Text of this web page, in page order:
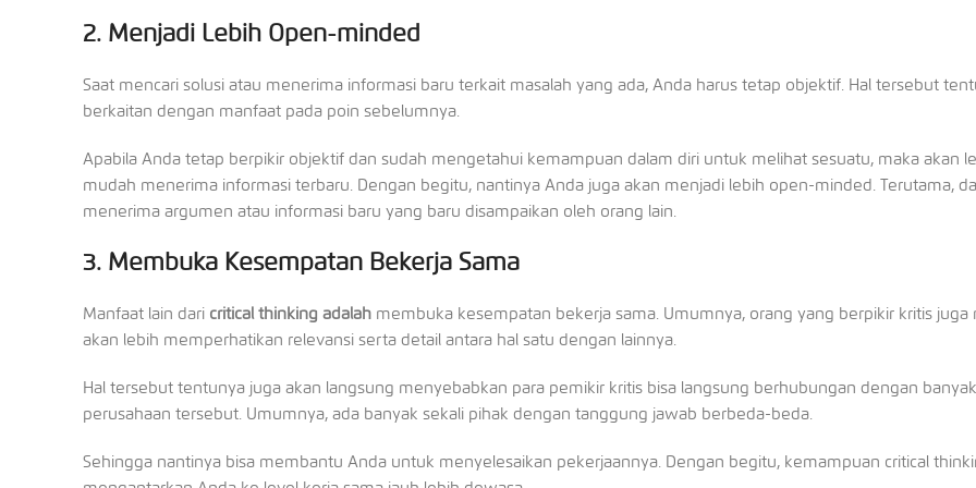
2. Menjadi Lebih Open-minded
Saat mencari solusi atau menerima informasi baru terkait masalah yang ada, Anda harus tetap objektif. Hal tersebut
berkaitan dengan manfaat pada poin sebelumnya.
Apabila Anda tetap berpikir objektif dan sudah mengetahui kemampuan dalam diri untuk melihat sesuatu, maka akan
mudah menerima informasi terbaru. Dengan begitu, nantinya Anda juga akan menjadi lebih open-minded. Terutama,
menerima argumen atau informasi baru yang baru disampaikan oleh orang lain.
3. Membuka Kesempatan Bekerja Sama
Manfaat lain dari critical thinking adalah membuka kesempatan bekerja sama. Umumnya, orang yang berpikir kritis juga
akan lebih memperhatikan relevansi serta detail antara hal satu dengan lainnya.
Hal tersebut tentunya juga akan langsung menyebabkan para pemikir kritis bisa langsung berhubungan dengan
perusahaan tersebut. Umumnya, ada banyak sekali pihak dengan tanggung jawab berbeda-beda.
Sehingga nantinya bisa membantu Anda untuk menyelesaikan pekerjaannya. Dengan begitu, kemampuan critical